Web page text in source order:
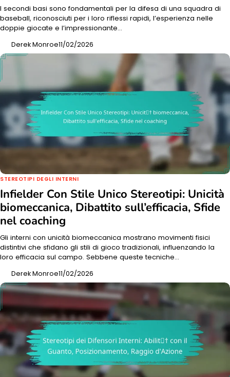
I secondi basi sono fondamentali per la difesa di una squadra di
baseball, riconosciuti per i loro riflessi rapidi, l’esperienza nelle
doppie giocate e l’impressionante…
Derek Monroe11/02/2026
STEREOTIPI DEGLI INTERNI
Infielder Con Stile Unico Stereotipi: Unicità
biomeccanica, Dibattito sull’efficacia, Sfide
nel coaching
Gli interni con unicità biomeccanica mostrano movimenti fisici
distintivi che sfidano gli stili di gioco tradizionali, influenzando la
loro efficacia sul campo. Sebbene queste tecniche…
Derek Monroe11/02/2026